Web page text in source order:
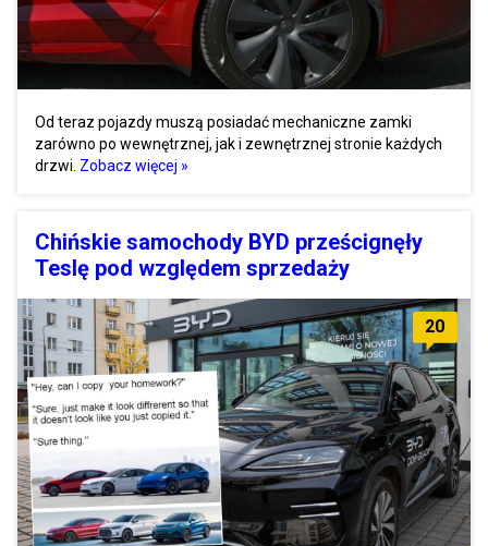
Od teraz pojazdy muszą posiadać mechaniczne zamki
zarówno po wewnętrznej, jak i zewnętrznej stronie każdych
drzwi. Zobacz więcej »
Chińskie samochody BYD prześcignęły
Teslę pod względem sprzedaży
20